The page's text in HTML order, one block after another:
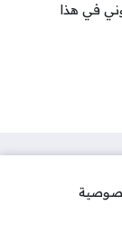
في هذا